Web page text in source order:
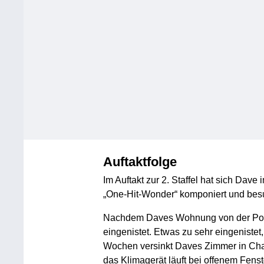
Auftaktfolge
Im Auftakt zur 2. Staffel hat sich
„One-Hit-Wonder“ komponiert und
Nachdem Daves Wohnung von der
eingenistet. Etwas zu sehr
Wochen versinkt Daves Zimmer in
das Klimagerät läuft bei offenem